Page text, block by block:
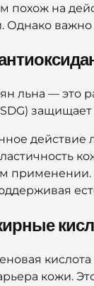
похож на
Однако
льна — это
действие
применении.
кожи.